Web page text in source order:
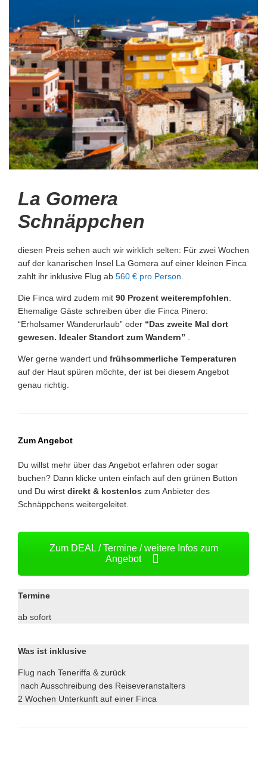
La Gomera
Schnäppchen
diesen Preis sehen auch wir wirklich selten: Für zwei Wochen
auf der kanarischen Insel La Gomera auf einer kleinen Finca
zahlt ihr inklusive Flug ab 560 € pro Person
Die Finca wird zudem mit 90 Prozent weiterempfohlen
Ehemalige Gäste schreiben über die Finca Pinero:
“Erholsamer Wanderurlaub” oder “Das zweite Mal dort
gewesen. Idealer Standort zum Wandern”
Wer gerne wandert und frühsommerliche Temperaturen
auf der Haut spüren möchte, der ist bei diesem Angebot
genau richtig.
Zum Angebot
Du willst mehr über das Angebot erfahren oder sogar
buchen? Dann klicke unten einfach auf den grünen Button
und Du wirst direkt & kostenlos zum Anbieter des
Schnäppchens weitergeleitet.
Zum DEAL / Termine / weitere Infos zum
Angebot
Termine
ab sofort
Was ist inklusive
Flug nach Teneriffa & zurück
nach Ausschreibung des Reiseveranstalters
2 Wochen Unterkunft auf einer Finca